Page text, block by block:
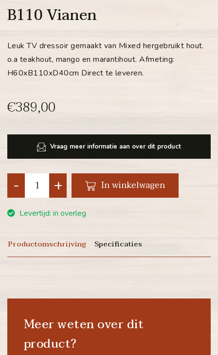
B110 Vianen
Leuk TV dressoir gemaakt van Mixed hergebruikt hout.
o.a teakhout, mango en marantihout. Afmeting:
H60xB110xD40cm Direct te leveren.
€389,00
Vraag meer informatie aan over dit product
+
- In winkelwagen
Levertijd: in overleg
Productomschrijving Specificaties
Meer weten over dit
product?